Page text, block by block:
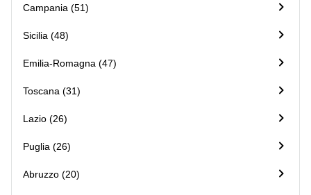
Campania (51)
Sicilia (48)
Emilia-Romagna (47)
Toscana (31)
Lazio (26)
Puglia (26)
Abruzzo (20)